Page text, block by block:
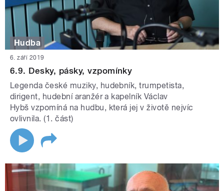
Hudba
6. září 2019
6.9. Desky, pásky, vzpomínky
Legenda české muziky, hudebník, trumpetista,
dirigent, hudební aranžér a kapelník Václav
Hybš vzpomíná na hudbu, která jej v životě nejvíc
ovlivnila. (1. část)